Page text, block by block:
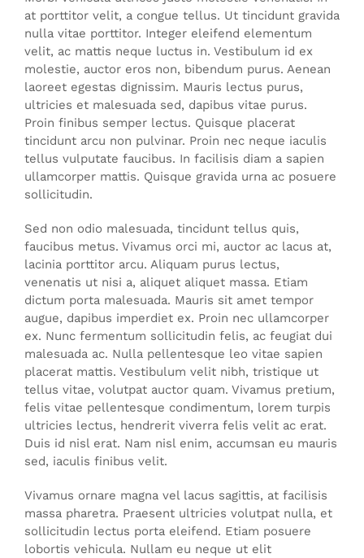
at porttitor velit, a congue tellus. Ut tincidunt gravida
nulla vitae porttitor. Integer eleifend elementum
velit, ac mattis neque luctus in. Vestibulum id ex
molestie, auctor eros non, bibendum purus. Aenean
laoreet egestas dignissim. Mauris lectus purus,
ultricies et malesuada sed, dapibus vitae purus.
Proin finibus semper lectus. Quisque placerat
tincidunt arcu non pulvinar. Proin nec neque iaculis
tellus vulputate faucibus. In facilisis diam a sapien
ullamcorper mattis. Quisque gravida urna ac posuere
sollicitudin.
Sed non odio malesuada, tincidunt tellus quis,
faucibus metus. Vivamus orci mi, auctor ac lacus at,
lacinia porttitor arcu. Aliquam purus lectus,
venenatis ut nisi a, aliquet aliquet massa. Etiam
dictum porta malesuada. Mauris sit amet tempor
augue, dapibus imperdiet ex. Proin nec ullamcorper
ex. Nunc fermentum sollicitudin felis, ac feugiat dui
malesuada ac. Nulla pellentesque leo vitae sapien
placerat mattis. Vestibulum velit nibh, tristique ut
tellus vitae, volutpat auctor quam. Vivamus pretium,
felis vitae pellentesque condimentum, lorem turpis
ultricies lectus, hendrerit viverra felis velit ac erat.
Duis id nisl erat. Nam nisl enim, accumsan eu mauris
sed, iaculis finibus velit.
Vivamus ornare magna vel lacus sagittis, at facilisis
massa pharetra. Praesent ultricies volutpat nulla, et
sollicitudin lectus porta eleifend. Etiam posuere
lobortis vehicula. Nullam eu neque ut elit